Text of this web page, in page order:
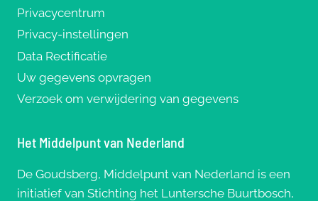
Privacycentrum
Privacy-instellingen
Data Rectificatie
Uw gegevens opvragen
Verzoek om verwijdering van gegevens
Het Middelpunt van Nederland
De Goudsberg, Middelpunt van Nederland is een
initiatief van Stichting het Luntersche Buurtbosch,